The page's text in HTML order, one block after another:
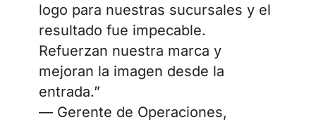
logo para nuestras sucursales y el
resultado fue impecable.
Refuerzan nuestra marca y
mejoran la imagen desde la
entrada.”
— Gerente de Operaciones,